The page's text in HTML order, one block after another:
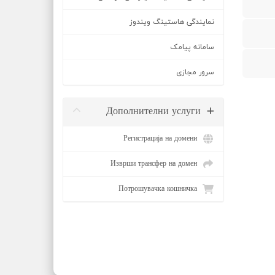
نمایندگی هاستینگ ویندوز
سامانه پیامک
سرور مجازی
Регистрација на домени
Изврши трансфер на домен
Потрошувачка кошничка